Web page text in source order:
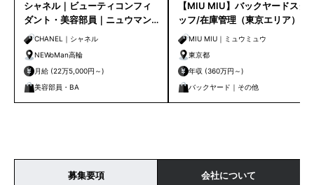
シャネル｜ビューティコンフィ
ダント・美容部員｜ニュウマン
高輪店
CHANEL｜シャネル
NEWoMan高輪
月給 (22万5,000円～)
美容部員・BA
【MIU MIU】バックヤードスタ
ッフ/在庫管理（東京エリア）
MIU MIU｜ミュウミュウ
東京都
年収 (360万円～)
バックヤード｜その他
募集要項 会社について